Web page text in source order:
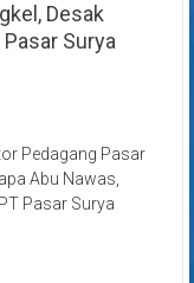
Desak
Surya
Pedagang Pasar
Abu Nawas,
Pasar Surya